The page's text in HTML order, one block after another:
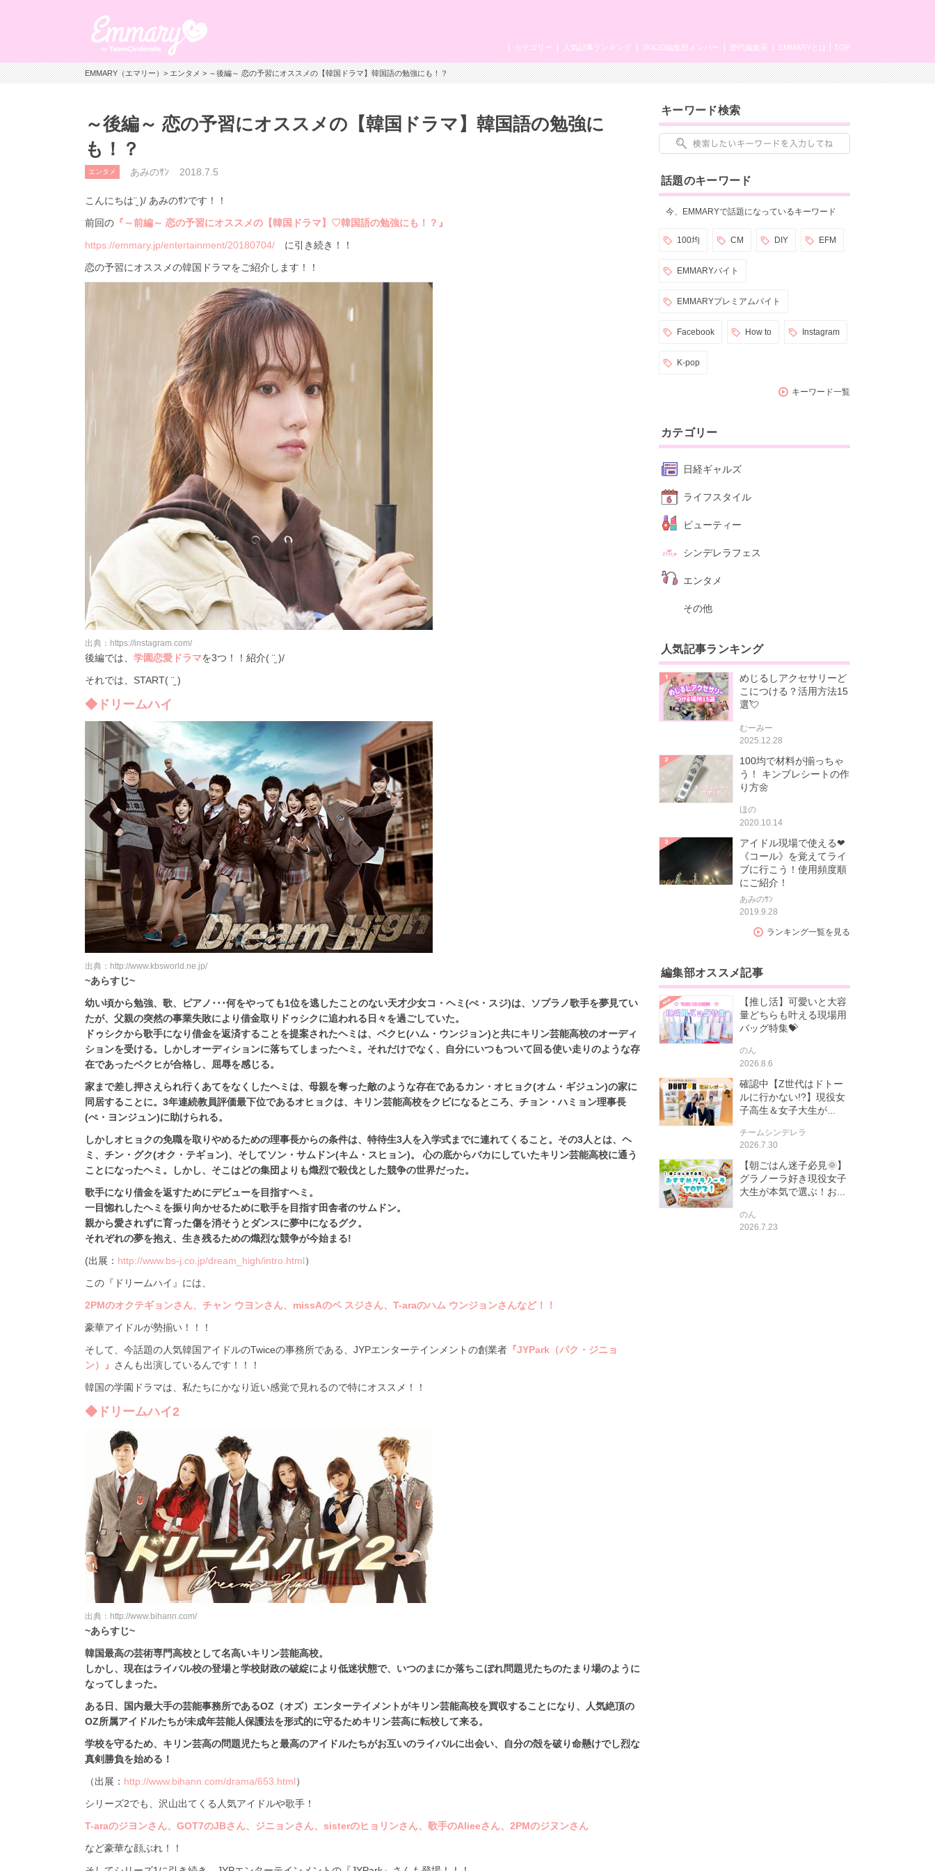
TOP
EMMARYとは
歴代編集長
JK&JD編集部メンバー
人気記事ランキング
カテゴリー
EMMARY（エマリー）>エンタメ> ～後編～ 恋の予習にオススメの【韓国ドラマ】韓国語の勉強にも！？
～後編～ 恋の予習にオススメの【韓国ドラマ】韓国語の勉強に
も！？
エンタメ あみのｻﾝ 2018.7.5
こんにちは¨̮ )/ あみのｻﾝです！！
前回の 『～前編～ 恋の予習にオススメの【韓国ドラマ】♡韓国語の勉強にも！？』
https://emmary.jp/entertainment/20180704/ に引き続き！！
恋の予習にオススメの韓国ドラマをご紹介します！！
出典：https://instagram.com/
後編では、 学園恋愛ドラマを3つ！！紹介( ¨̮ )/
それでは、START( ¨̮ )
◆ドリームハイ
出典：http://www.kbsworld.ne.jp/
~あらすじ~
幼い頃から勉強、歌、ピアノ･･･何をやっても1位を逃したことのない天才少女コ・ヘミ(ぺ・スジ)は、ソプラノ歌手を夢見てい
たが、父親の突然の事業失敗により借金取りドゥシクに追われる日々を過ごしていた。
ドゥシクから歌手になり借金を返済することを提案されたヘミは、ベクヒ(ハム・ウンジョン)と共にキリン芸能高校のオーディ
ションを受ける。しかしオーディションに落ちてしまったヘミ。それだけでなく、自分にいつもついて回る使い走りのような存
在であったベクヒが合格し、屈辱を感じる。
家まで差し押さえられ行くあてをなくしたヘミは、母親を奪った敵のような存在であるカン・オヒョク(オム・ギジュン)の家に
同居することに。3年連続教員評価最下位であるオヒョクは、キリン芸能高校をクビになるところ、チョン・ハミョン理事長
(ぺ・ヨンジュン)に助けられる。
しかしオヒョクの免職を取りやめるための理事長からの条件は、特待生3人を入学式までに連れてくること。その3人とは、ヘ
ミ、チン・グク(オク・テギョン)、そしてソン・サムドン(キム・スヒョン)。 心の底からバカにしていたキリン芸能高校に通う
ことになったヘミ。しかし、そこはどの集団よりも熾烈で殺伐とした競争の世界だった。
歌手になり借金を返すためにデビューを目指すヘミ。
一目惚れしたヘミを振り向かせるために歌手を目指す田舎者のサムドン。
親から愛されずに育った傷を消そうとダンスに夢中になるグク。
それぞれの夢を抱え、生き残るための熾烈な競争が今始まる!
(出展： http://www.bs-j.co.jp/dream_high/intro.html）
この『ドリームハイ』には、
2PMのオクテギョンさん、チャン ウヨンさん、missAのペ スジさん、T-araのハム ウンジョンさんなど！！
豪華アイドルが勢揃い！！！
そして、今話題の人気韓国アイドルのTwiceの事務所である、JYPエンターテインメントの創業者 『JYPark（パク・ジニョ
ン）』
さんも出演しているんです！！！
韓国の学園ドラマは、私たちにかなり近い感覚で見れるので特にオススメ！！
◆ドリームハイ2
出典：http://www.bihann.com/
~あらすじ~
韓国最高の芸術専門高校として名高いキリン芸能高校。
しかし、現在はライバル校の登場と学校財政の破綻により低迷状態で、いつのまにか落ちこぼれ問題児たちのたまり場のように
なってしまった。
ある日、国内最大手の芸能事務所であるOZ（オズ）エンターテイメントがキリン芸能高校を買収することになり、人気絶頂の
OZ所属アイドルたちが未成年芸能人保護法を形式的に守るためキリン芸高に転校して来る。
学校を守るため、キリン芸高の問題児たちと最高のアイドルたちがお互いのライバルに出会い、自分の殻を破り命懸けでし烈な
真剣勝負を始める！
（出展： http://www.bihann.com/drama/653.html）
シリーズ2でも、沢山出てくる人気アイドルや歌手！
T-araのジヨンさん、GOT7のJBさん、ジニョンさん、sisterのヒョリンさん、歌手のAlieeさん、2PMのジヌンさん
など豪華な顔ぶれ！！
キーワード検索
話題のキーワード
今、EMMARYで話題になっているキーワード
100均 CM DIY EFM
EMMARYバイト
EMMARYプレミアムバイト
Facebook How to Instagram
K-pop
キーワード一覧
カテゴリー
日経ギャルズ
ライフスタイル
ビューティー
シンデレラフェス
エンタメ
その他
人気記事ランキング
めじるしアクセサリーど
こにつける？活用方法15
選💘
むーみー
2025.12.28
100均で材料が揃っちゃ
う！ キンブレシートの作
り方🌼
ほの
2020.10.14
アイドル現場で使える❤
《コール》を覚えてライ
ブに行こう！使用頻度順
にご紹介！
あみのｻﾝ
2019.9.28
ランキング一覧を見る
編集部オススメ記事
【推し活】可愛いと大容
量どちらも叶える現場用
バッグ特集💝
のん
2026.8.6
確認中【Z世代はドトー
ルに行かない!?】現役女
子高生＆女子大生が...
チームシンデレラ
2026.7.30
【朝ごはん迷子必見🌞】
グラノーラ好き現役女子
大生が本気で選ぶ！お...
のん
2026.7.23